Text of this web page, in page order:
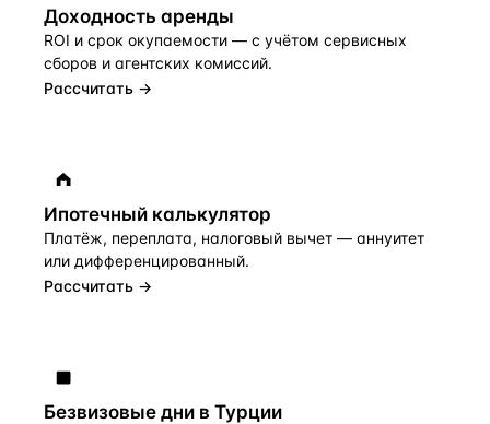
Доходность аренды
ROI и срок окупаемости — с учётом сервисных
сборов и агентских комиссий.
Рассчитать →
Ипотечный калькулятор
Платёж, переплата, налоговый вычет — аннуитет
или дифференцированный.
Рассчитать →
Безвизовые дни в Турции